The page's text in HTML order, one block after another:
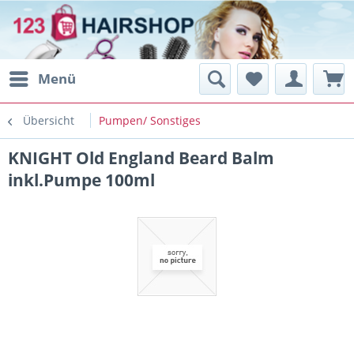
Menü
Übersicht Pumpen/ Sonstiges
KNIGHT Old England Beard Balm
inkl.Pumpe 100ml